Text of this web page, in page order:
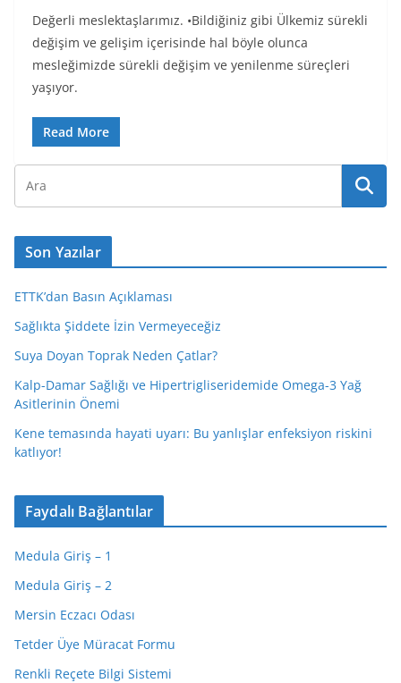
Değerli meslektaşlarımız. •Bildiğiniz gibi Ülkemiz sürekli
değişim ve gelişim içerisinde hal böyle olunca
mesleğimizde sürekli değişim ve yenilenme süreçleri
yaşıyor.
Read More
Son Yazılar
ETTK’dan Basın Açıklaması
Sağlıkta Şiddete İzin Vermeyeceğiz
Suya Doyan Toprak Neden Çatlar?
Kalp-Damar Sağlığı ve Hipertrigliseridemide Omega-3 Yağ
Asitlerinin Önemi
Kene temasında hayati uyarı: Bu yanlışlar enfeksiyon riskini
katlıyor!
Faydalı Bağlantılar
Medula Giriş – 1
Medula Giriş – 2
Mersin Eczacı Odası
Tetder Üye Müracat Formu
Renkli Reçete Bilgi Sistemi